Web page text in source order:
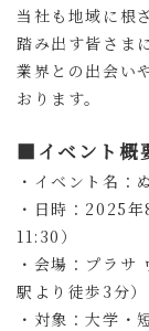
当社も地域に根
踏み出す皆さま
業界との出会い
おります。
■イベント概
・イベント名：
・日時：2025
11:30）
・会場：プラサ
駅より徒歩3分）
・対象：大学・